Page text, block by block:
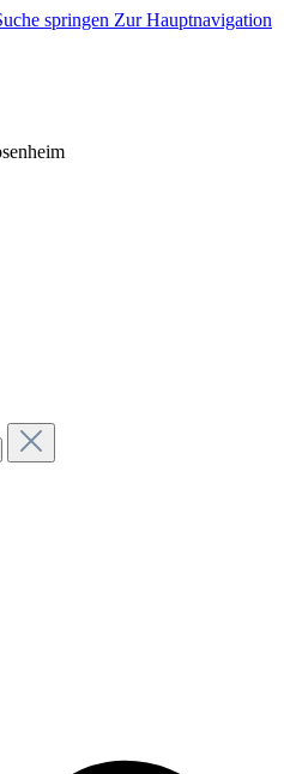
springen Zur Hauptnavigation